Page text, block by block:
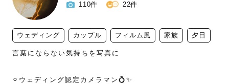
110件 22件
ウェディング カップル フィルム風 家族 夕日
言葉にならない気持ちを写真に
⚪︎ウェディング認定カメラマン💍✨